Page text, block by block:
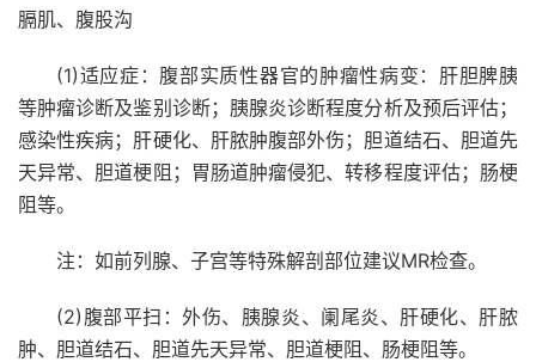
膈肌、腹股沟
(1)适应症：腹部实质性器官的肿瘤性病变：肝胆脾胰
等肿瘤诊断及鉴别诊断；胰腺炎诊断程度分析及预后评估；
感染性疾病；肝硬化、肝脓肿腹部外伤；胆道结石、胆道先
天异常、胆道梗阻；胃肠道肿瘤侵犯、转移程度评估；肠梗
阻等。
注：如前列腺、子宫等特殊解剖部位建议MR检查。
(2)腹部平扫：外伤、胰腺炎、阑尾炎、肝硬化、肝脓
肿、胆道结石、胆道先天异常、胆道梗阻、肠梗阻等。